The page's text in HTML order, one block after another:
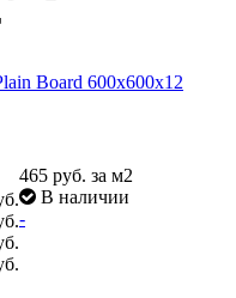
465 руб. за м2
В наличии
-